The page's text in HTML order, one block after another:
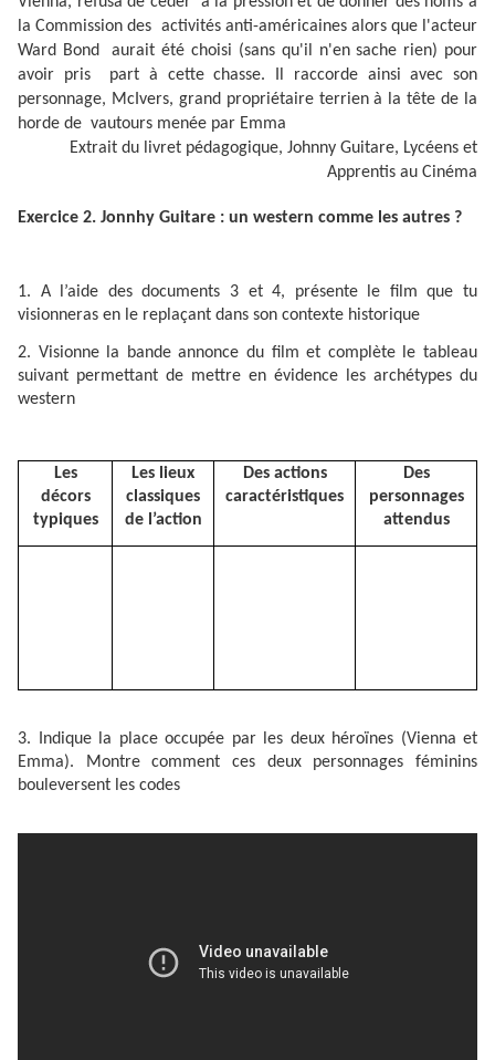
la Commission des activités anti-américaines alors que l'acteur
Ward Bond aurait été choisi (sans qu'il n'en sache rien) pour
avoir pris part à cette chasse. Il raccorde ainsi avec son
personnage, McIvers, grand propriétaire terrien à la tête de la
horde de vautours menée par Emma
Extrait du livret pédagogique, Johnny Guitare, Lycéens et
Apprentis au Cinéma
Exercice 2. Jonnhy Guitare : un western comme les autres ?
1. A l’aide des documents 3 et 4, présente le film que tu
visionneras en le replaçant dans son contexte historique
2. Visionne la bande annonce du film et complète le tableau
suivant permettant de mettre en évidence les archétypes du
western
Les
décors
typiques
Les lieux
classiques
de l’action
Des actions
caractéristiques
Des
personnages
attendus
3. Indique la place occupée par les deux héroïnes (Vienna et
Emma). Montre comment ces deux personnages féminins
bouleversent les codes